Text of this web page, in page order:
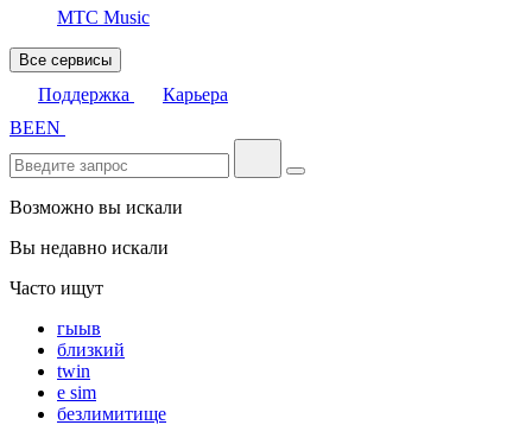
МТС Music
Все сервисы
Поддержка
Карьера
BEEN
Возможно вы искали
Вы недавно искали
Часто ищут
гыыв
близкий
twin
e sim
безлимитище